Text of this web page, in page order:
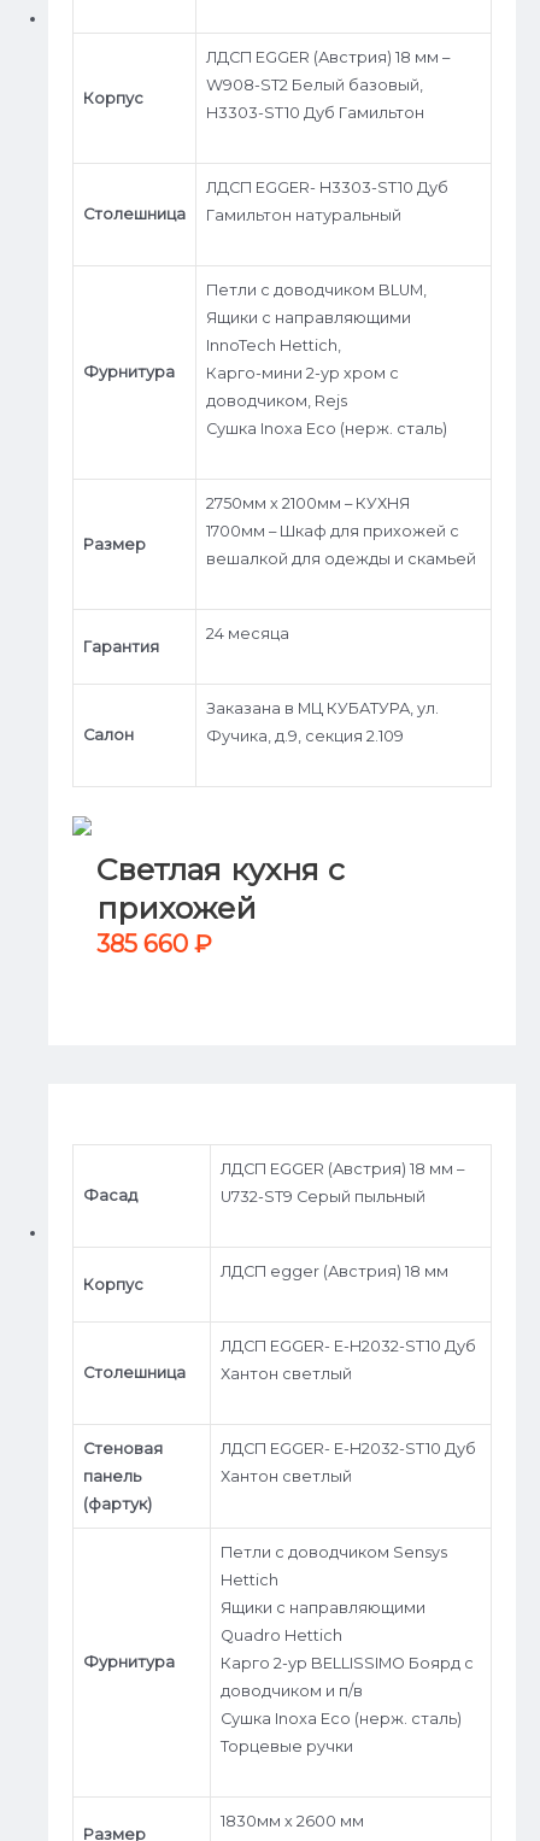
Корпус
ЛДСП EGGER (Австрия) 18 мм –
W908-ST2 Белый базовый,
H3303-ST10 Дуб Гамильтон
Столешница
ЛДСП EGGER- H3303-ST10 Дуб
Гамильтон натуральный
Фурнитура
Петли c доводчиком BLUM,
Ящики с направляющими
InnoTech Hettich,
Карго-мини 2-ур хром с
доводчиком, Rejs
Сушка Inoxa Eco (нерж. сталь)
Размер
2750мм х 2100мм – КУХНЯ
1700мм – Шкаф для прихожей с
вешалкой для одежды и скамьей
Гарантия
24 месяца
Салон
Заказана в МЦ КУБАТУРА, ул.
Фучика, д.9, секция 2.109
Светлая кухня с
прихожей
385 660 ₽
Фасад
ЛДСП EGGER (Австрия) 18 мм –
U732-ST9 Серый пыльный
Корпус
ЛДСП egger (Австрия) 18 мм
Столешница
ЛДСП EGGER- E-H2032-ST10 Дуб
Хантон светлый
Стеновая
панель
(фартук)
ЛДСП EGGER- E-H2032-ST10 Дуб
Хантон светлый
Фурнитура
Петли c доводчиком Sensys
Hettich
Ящики с направляющими
Quadro Hettich
Карго 2-ур BELLISSIMO Боярд с
доводчиком и п/в
Сушка Inoxa Eco (нерж. сталь)
Торцевые ручки
Размер
1830мм х 2600 мм